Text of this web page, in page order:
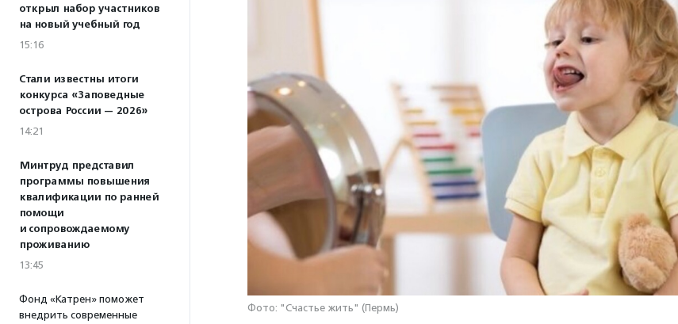
открыл набор участников
на новый учебный год
15:16
Стали известны итоги
конкурса «Заповедные
острова России — 2026»
14:21
Минтруд представил
программы повышения
квалификации по ранней
помощи
и сопровождаемому
проживанию
13:45
Фонд «Катрен» поможет
внедрить современные
Фото: "Счастье жить" (Пермь)